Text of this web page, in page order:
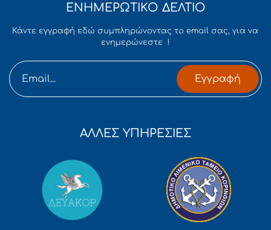
ΕΝΗΜΕΡΩΤΙΚΟ ΔΕΛΤΙΟ
Κάντε εγγραφή εδώ συμπληρώνοντας το email σας, για να
ενημερώνεστε !
Εγγραφή
ΑΛΛΕΣ ΥΠΗΡΕΣΙΕΣ